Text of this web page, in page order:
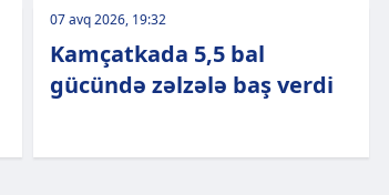
07 avq 2026, 19:32
Kamçatkada 5,5 bal
gücündə zəlzələ baş verdi